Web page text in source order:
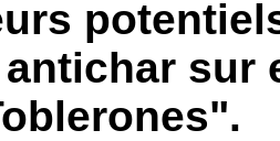
sur